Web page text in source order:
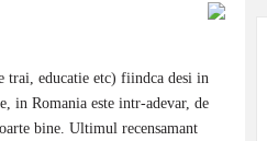
educatie etc) fiindca desi in
in Romania este intr-adevar, de
bine. Ultimul recensamant